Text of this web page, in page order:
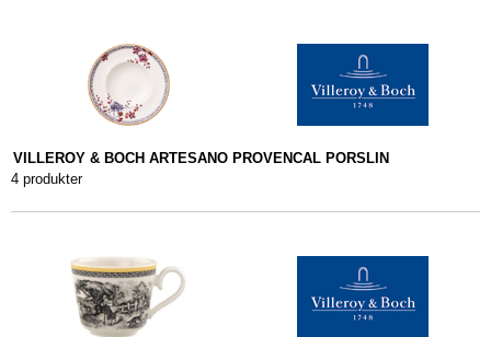
VILLEROY & BOCH ARTESANO PROVENCAL PORSLIN
4 produkter